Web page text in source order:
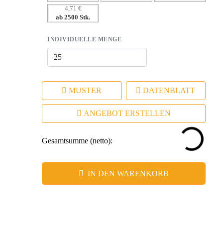
Eindruck.
4,71 €
ab 2500 Stk.
INDIVIDUELLE MENGE
MUSTER DATENBLATT
ANGEBOT ERSTELLEN
Gesamtsumme (netto):
IN DEN WARENKORB